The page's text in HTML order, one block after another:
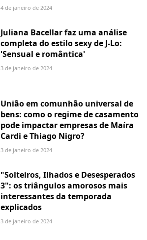
4 de janeiro de 2024
Juliana Bacellar faz uma análise
completa do estilo sexy de J-Lo:
'Sensual e romântica'
3 de janeiro de 2024
União em comunhão universal de
bens: como o regime de casamento
pode impactar empresas de Maíra
Cardi e Thiago Nigro?
3 de janeiro de 2024
"Solteiros, Ilhados e Desesperados
3": os triângulos amorosos mais
interessantes da temporada
explicados
3 de janeiro de 2024